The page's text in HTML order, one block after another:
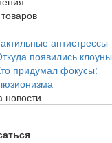
антистрессы
появились клоуны
придумал фокусы:
новости